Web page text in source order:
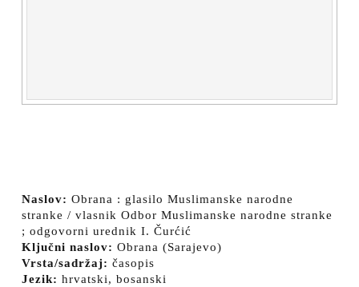
Naslov: Obrana : glasilo Muslimanske narodne
stranke / vlasnik Odbor Muslimanske narodne stranke
; odgovorni urednik I. Čurćić
Ključni naslov: Obrana (Sarajevo)
Vrsta/sadržaj: časopis
Jezik: hrvatski, bosanski